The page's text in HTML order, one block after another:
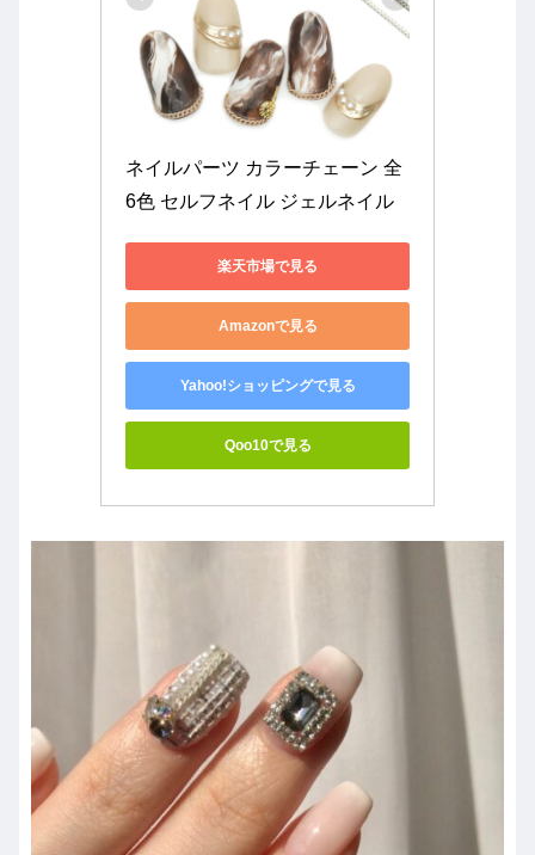
ネイルパーツ カラーチェーン 全
6色 セルフネイル ジェルネイル
楽天市場で見る
Amazonで見る
Yahoo!ショッピングで見る
Qoo10で見る